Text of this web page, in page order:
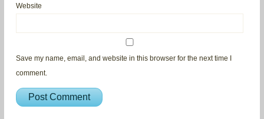
Website
Save my name, email, and website in this browser for the next time I
comment.